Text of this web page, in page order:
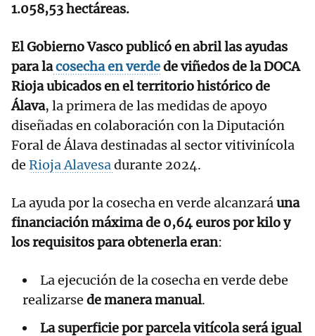
1.058,53 hectáreas.
El Gobierno Vasco publicó en abril las ayudas
para lacosecha en verdede viñedos de la DOCA
Rioja ubicados en el territorio histórico de
Álava, la primera de las medidas de apoyo
diseñadas en colaboración con la Diputación
Foral de Álava destinadas al sector vitivinícola
de Rioja Alavesadurante 2024.
La ayuda por la cosecha en verde alcanzaráuna
financiación máxima de 0,64 euros por kilo y
los requisitos para obtenerla eran:
La ejecución de la cosecha en verde debe
realizarse de manera manual.
La superficie por parcela vitícola será igual